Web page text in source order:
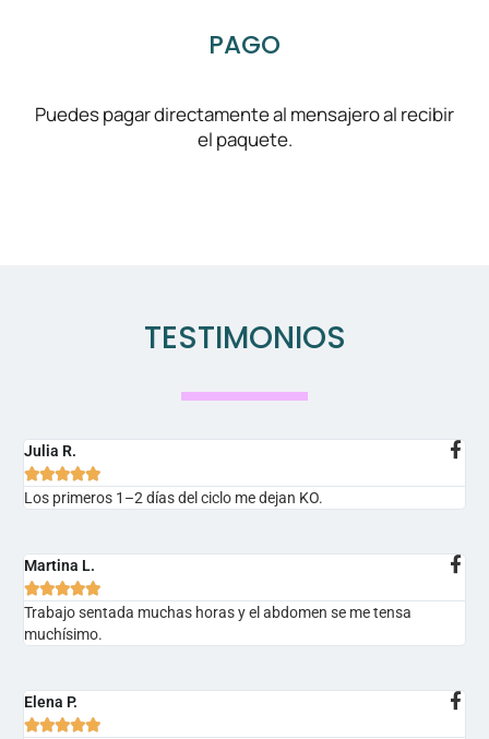
PAGO
Puedes pagar directamente al mensajero al recibir
el paquete.
TESTIMONIOS
Julia R.

Los primeros 1–2 días del ciclo me dejan KO.
Martina L.

Trabajo sentada muchas horas y el abdomen se me tensa
muchísimo.
Elena P.
